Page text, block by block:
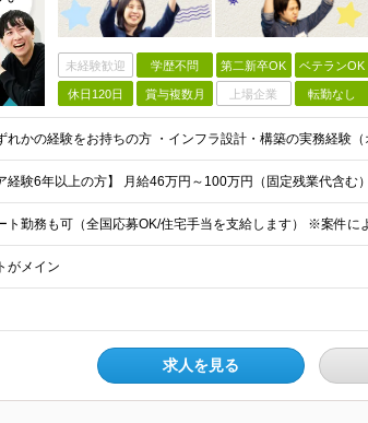
未経験歓迎 学歴不問 第二新卒OK ベテランOK
休日120日 賞与複数月 上場企業 転勤なし
がメイン
求人を見る